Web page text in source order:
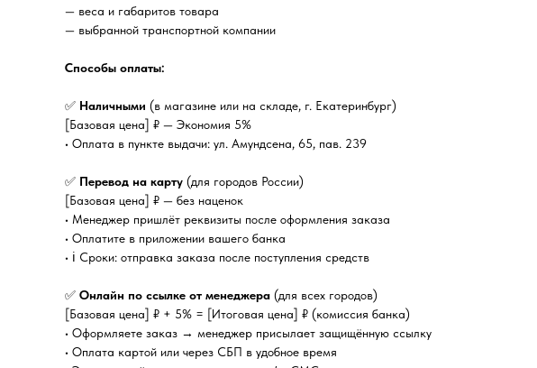
— веса и габаритов товара
— выбранной транспортной компании
Способы оплаты:
✅ Наличными (в магазине или на складе, г. Екатеринбург)
[Базовая цена] ₽ — Экономия 5%
• Оплата в пункте выдачи: ул. Амундсена, 65, пав. 239
✅ Перевод на карту (для городов России)
[Базовая цена] ₽ — без наценок
• Менеджер пришлёт реквизиты после оформления заказа
• Оплатите в приложении вашего банка
• ℹ️ Сроки: отправка заказа после поступления средств
✅ Онлайн по ссылке от менеджера (для всех городов)
[Базовая цена] ₽ + 5% = [Итоговая цена] ₽ (комиссия банка)
• Оформляете заказ → менеджер присылает защищённую ссылку
• Оплата картой или через СБП в удобное время